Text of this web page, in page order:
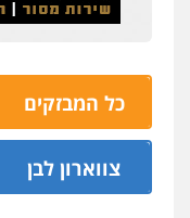
כל המבזקים
מעצר סגן ראש
צווארון לבן
יו"ר ש"ס לשעבר